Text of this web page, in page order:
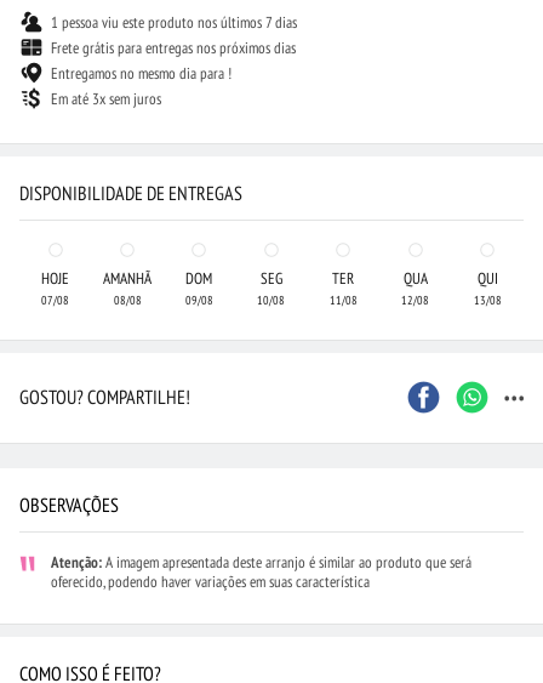
1 pessoa viu este produto nos últimos 7 dias
Frete grátis para entregas nos próximos dias
Entregamos no mesmo dia para !
Em até 3x sem juros
DISPONIBILIDADE DE ENTREGAS
HOJE
07/08
AMANHÃ
08/08
DOM
09/08
SEG
10/08
TER
11/08
QUA
12/08
QUI
13/08
GOSTOU? COMPARTILHE! ...
OBSERVAÇÕES
Atenção:A imagem apresentada deste arranjo é similar ao produto que será
oferecido, podendo haver variações em suas característica
COMO ISSO É FEITO?